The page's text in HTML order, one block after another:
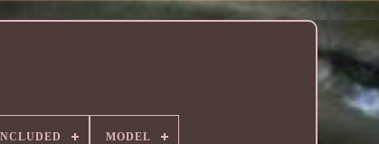
MODEL